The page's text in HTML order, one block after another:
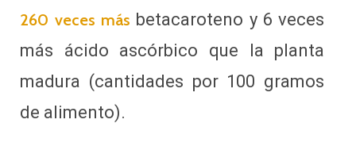
260 veces más betacaroteno y 6 veces
más ácido ascórbico que la planta
madura (cantidades por 100 gramos
de alimento).